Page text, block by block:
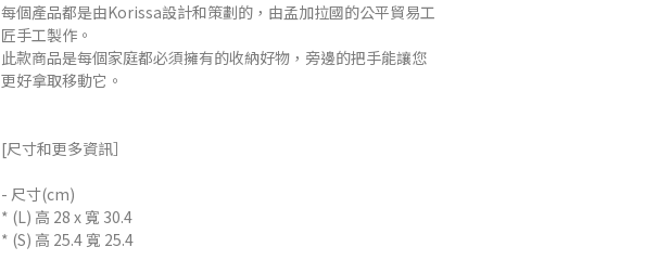
每個產品都是由Korissa設計和策劃的，由孟加拉國的公平貿易工
匠手工製作。
此款商品是每個家庭都必須擁有的收納好物，旁邊的把手能讓您
更好拿取移動它。
[尺寸和更多資訊］
- 尺寸(cm)
* (L) 高 28 x 寬 30.4
* (S) 高 25.4 寬 25.4